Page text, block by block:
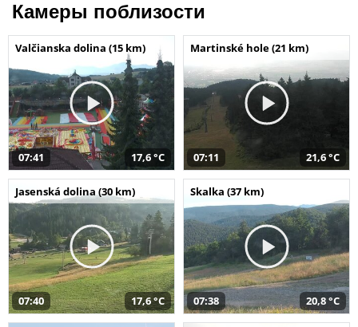
Камеры поблизости
Valčianska dolina (15 km)
07:41 17,6 °C
Martinské hole (21 km)
07:11 21,6 °C
Jasenská dolina (30 km)
07:40 17,6 °C
Skalka (37 km)
07:38 20,8 °C